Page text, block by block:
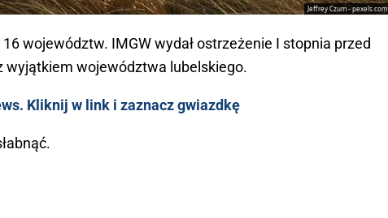
Jeffrey Czum - pexels.com
województw. IMGW wydał ostrzeżenie I stopnia przed
wyjątkiem województwa lubelskiego.
Kliknij w link i zaznacz gwiazdkę